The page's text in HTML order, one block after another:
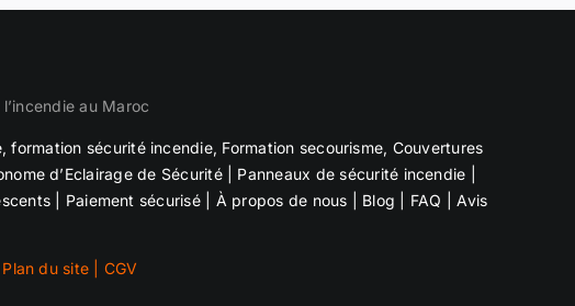
au Maroc
, formation sécurité incendie, Formation secourisme, Couvertures
d’Eclairage de Sécurité | Panneaux de sécurité incendie
| Paiement sécurisé| À propos de nous Blog FAQ
Avis
Plan du site CGV